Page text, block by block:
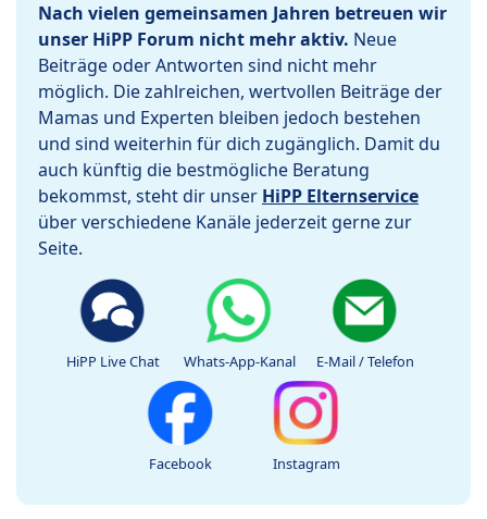
Nach vielen gemeinsamen Jahren betreuen wir
unser HiPP Forum nicht mehr aktiv. Neue
Beiträge oder Antworten sind nicht mehr
möglich. Die zahlreichen, wertvollen Beiträge der
Mamas und Experten bleiben jedoch bestehen
und sind weiterhin für dich zugänglich. Damit du
auch künftig die bestmögliche Beratung
bekommst, steht dir unser HiPP Elternservice
über verschiedene Kanäle jederzeit gerne zur
Seite.
HiPP Live Chat Whats-App-Kanal E-Mail / Telefon
Facebook Instagram